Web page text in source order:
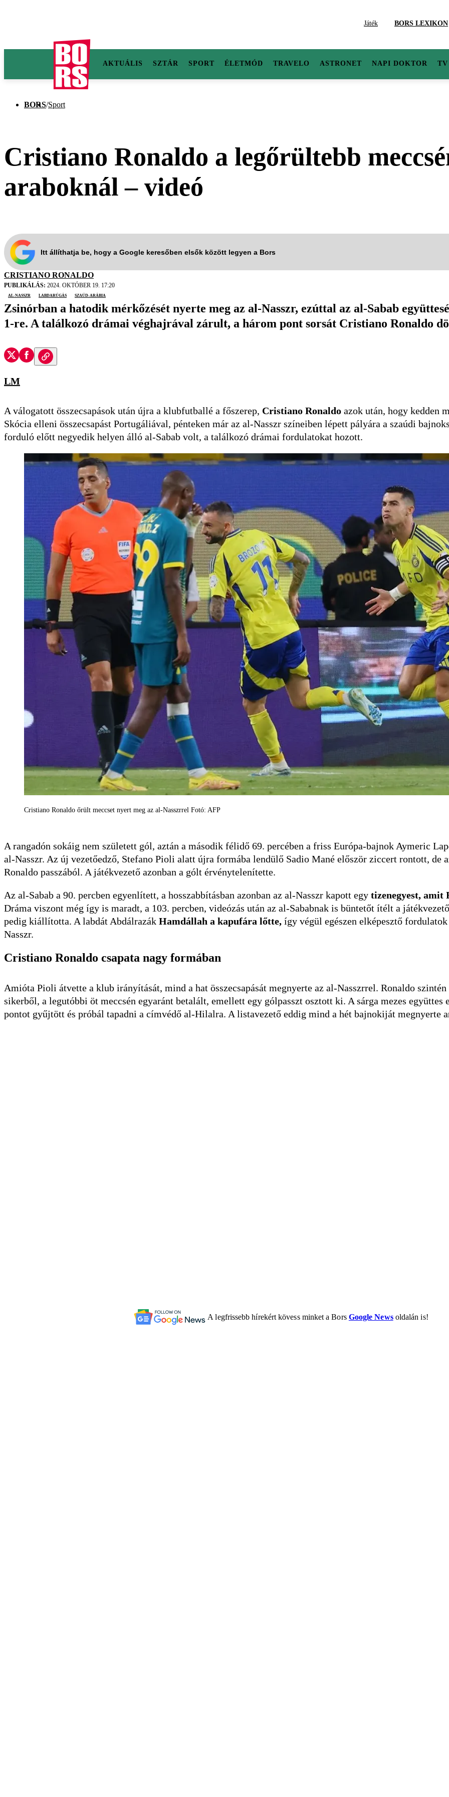
Játék BORS LEXIKON
AKTUÁLIS SZTÁR SPORT ÉLETMÓD TRAVELO ASTRONET NAPI DOKTOR TV
BORS/Sport
Cristiano Ronaldo a legőrültebb
araboknál – videó
Itt állíthatja be, hogy a Google keresőben elsők között legyen a Bors
CRISTIANO RONALDO
PUBLIKÁLÁS: 2024. OKTÓBER 19. 17:20
al-Nasszr
labdarúgás Szaúd-Arábia
Zsinórban a hatodik mérkőzését nyerte meg az al-Nasszr, ezúttal az al-Sabab
1-re. A találkozó drámai véghajrával zárult, a három pont sorsát Cristiano Ronaldo
LM
A válogatott összecsapások után újra a klubfutballé a főszerep, Cristiano Ronaldo azok után, hogy kedden
Skócia elleni összecsapást Portugáliával, pénteken már az al-Nasszr színeiben lépett pályára a szaúdi
forduló előtt negyedik helyen álló al-Sabab volt, a találkozó drámai fordulatokat hozott.
Cristiano Ronaldo őrült meccset nyert meg az al-Nasszrrel Fotó: AFP
A rangadón sokáig nem született gól, aztán a második félidő 69. percében a friss Európa-bajnok Aymeric
al-Nasszr. Az új vezetőedző, Stefano Pioli alatt újra formába lendülő Sadio Mané először ziccert rontott, de
Ronaldo passzából. A játékvezető azonban a gólt érvénytelenítette.
Az al-Sabab a 90. percben egyenlített, a hosszabbításban azonban az al-Nasszr kapott egy tizenegyest, amit
Dráma viszont még így is maradt, a 103. percben, videózás után az al-Sababnak is büntetőt ítélt a
pedig kiállította. A labdát Abdálrazák Hamdállah a kapufára lőtte, így végül egészen elképesztő
Nasszr.
Cristiano Ronaldo csapata nagy formában
Amióta Pioli átvette a klub irányítását, mind a hat összecsapását megnyerte az al-Nasszrrel. Ronaldo szintén
sikerből, a legutóbbi öt meccsén egyaránt betalált, emellett egy gólpasszt osztott ki. A sárga mezes együttes
pontot gyűjtött és próbál tapadni a címvédő al-Hilalra. A listavezető eddig mind a hét bajnokiját megnyerte
A legfrissebb hírekért kövess minket a Bors Google Newsoldalán is!